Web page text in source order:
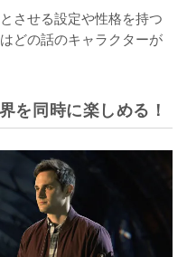
させる設定や性格を持つ
どの話のキャラクターが
を同時に楽しめる！